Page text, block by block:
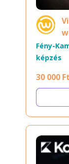
Fény-
képzés
30 000 Ft